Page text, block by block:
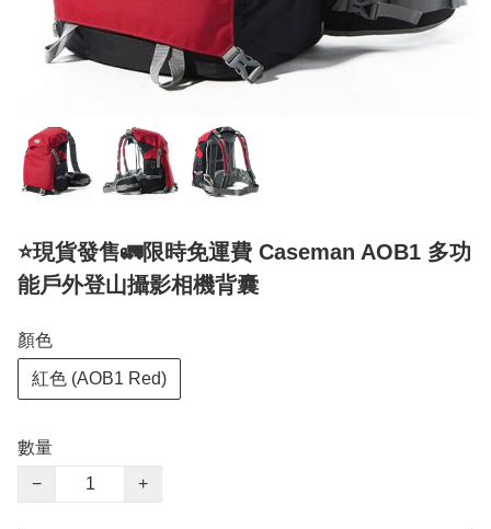
⭐️現貨發售🚛限時免運費 Caseman AOB1 多功
能戶外登山攝影相機背囊
顏色
紅色 (AOB1 Red)
數量
−
+